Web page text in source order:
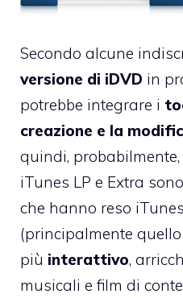
Secondo alcune
versione di iDVD in
potrebbe integrare i
creazione e la
quindi, probabilmente,
iTunes LP e Extra
che hanno reso
(principalmente quello
più interattivo,
musicali e film di